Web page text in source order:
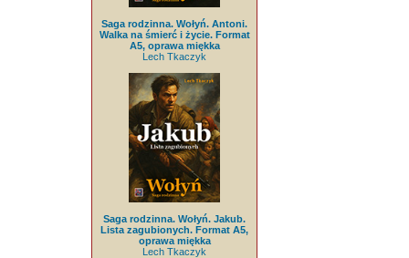
Saga rodzinna. Wołyń. Antoni.
Walka na śmierć i życie. Format
A5, oprawa miękka
Lech Tkaczyk
Saga rodzinna. Wołyń. Jakub.
Lista zagubionych. Format A5,
oprawa miękka
Lech Tkaczyk